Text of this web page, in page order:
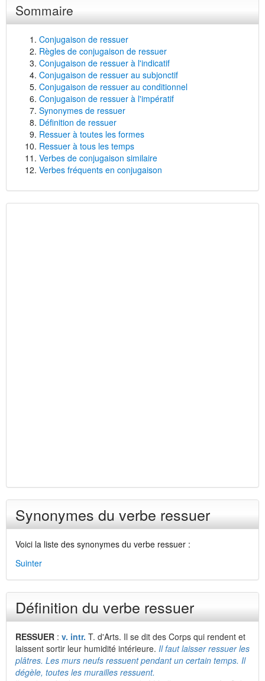
Sommaire
Conjugaison de ressuer
Règles de conjugaison de ressuer
Conjugaison de ressuer à l'indicatif
Conjugaison de ressuer au subjonctif
Conjugaison de ressuer au conditionnel
Conjugaison de ressuer à l'impératif
Synonymes de ressuer
Définition de ressuer
Ressuer à toutes les formes
Ressuer à tous les temps
Verbes de conjugaison similaire
Verbes fréquents en conjugaison
Synonymes du verbe ressuer
Voici la liste des synonymes du verbe ressuer :
Suinter
Définition du verbe ressuer
RESSUER : v. intr. T. d'Arts. Il se dit des Corps qui rendent et
laissent sortir leur humidité intérieure. Il faut laisser ressuer les
plâtres. Les murs neufs ressuent pendant un certain temps. Il
dégèle, toutes les murailles ressuent.